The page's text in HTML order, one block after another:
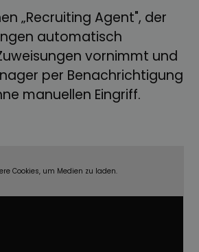
„Recruiting Agent", der
automatisch
vornimmt und
per Benachrichtigung
manuellen Eingriff.
Cookies, um Medien zu laden.